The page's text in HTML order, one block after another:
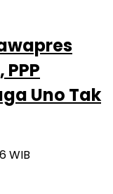
Uno Tak
WIB